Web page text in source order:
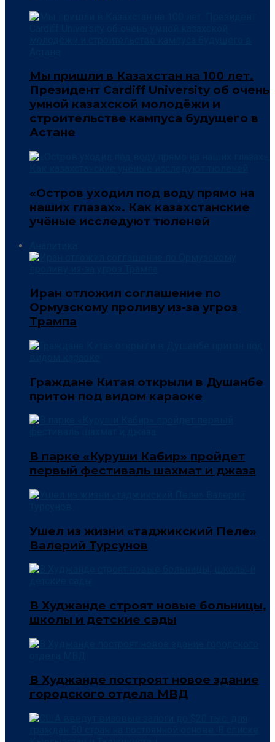
Мы пришли в Казахстан на 100 лет.
Президент Cardiff University об очень
умной казахской молодёжи и
строительстве кампуса будущего в
Астане
«Остров уходил под воду прямо на
наших глазах». Как казахстанские
учёные исследуют тюленей
Иран отложил соглашение по
Ормузскому проливу из-за угроз
Трампа
Граждане Китая открыли в Душанбе
притон под видом караоке
В парке «Куруши Кабир» пройдет
первый фестиваль шахмат и джаза
Ушел из жизни «таджикский Пеле»
Валерий Турсунов
В Худжанде строят новые больницы,
школы и детские сады
В Худжанде построят новое здание
городского отдела МВД